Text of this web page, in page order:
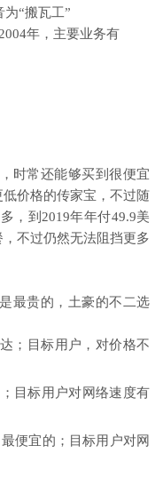
“搬瓦工”
年，主要业务有
时常还能够买到很便宜
价格的传家宝，不过随
，到2019年年付49.9美
不过仍然无法阻挡更多
最贵的，土豪的不二选
；目标用户，对价格不
目标用户对网络速度有
便宜的；目标用户对网